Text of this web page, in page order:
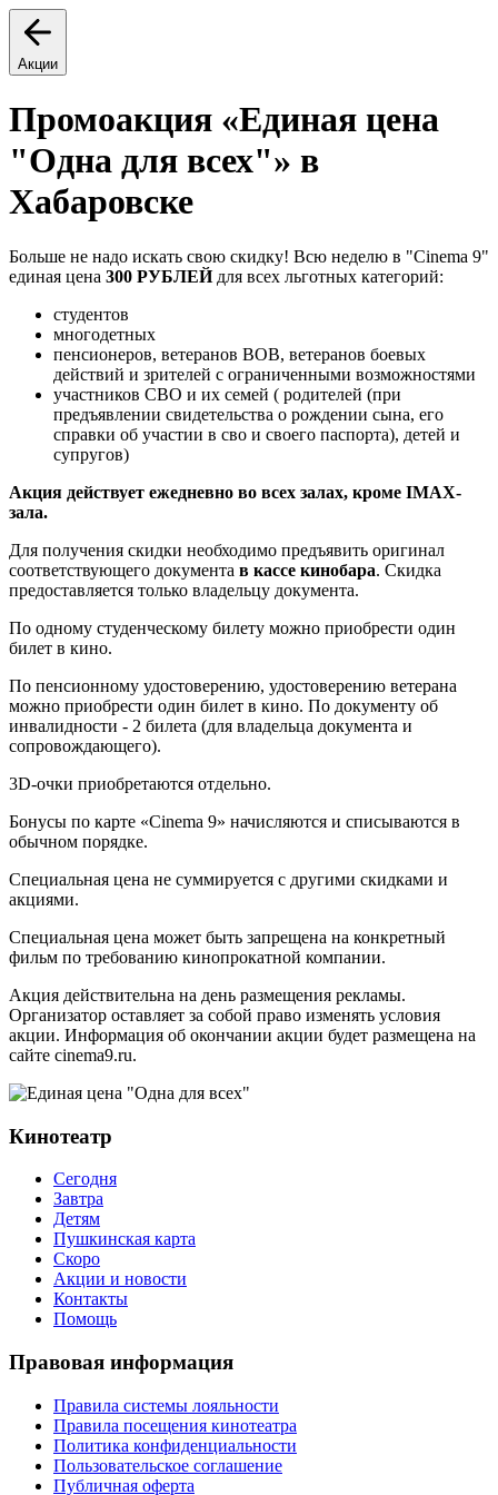
Акции
Промоакция «Единая цена
"Одна для всех"» в
Хабаровске
Больше не надо искать свою скидку! Всю неделю в "Cinema 9"
единая цена 300 РУБЛЕЙдля всех льготных категорий:
студентов
многодетных
пенсионеров, ветеранов ВОВ, ветеранов боевых
действий и зрителей с ограниченными возможностями
участников СВО и их семей ( родителей (при
предъявлении свидетельства о рождении сына, его
справки об участии в сво и своего паспорта), детей и
супругов)
Акция действует ежедневно во всех залах, кроме IMAX-
зала.
Для получения скидки необходимо предъявить оригинал
соответствующего документа в кассе кинобара. Скидка
предоставляется только владельцу документа.
По одному студенческому билету можно приобрести один
билет в кино.
По пенсионному удостоверению, удостоверению ветерана
можно приобрести один билет в кино. По документу об
инвалидности - 2 билета (для владельца документа и
сопровождающего).
3D-очки приобретаются отдельно.
Бонусы по карте «Cinema 9» начисляются и списываются в
обычном порядке.
Специальная цена не суммируется с другими скидками и
акциями.
Специальная цена может быть запрещена на конкретный
фильм по требованию кинопрокатной компании.
Акция действительна на день размещения рекламы.
Организатор оставляет за собой право изменять условия
акции. Информация об окончании акции будет размещена на
сайте cinema9.ru.
Кинотеатр
Сегодня
Завтра
Детям
Пушкинская карта
Скоро
Акции и новости
Контакты
Помощь
Правовая информация
Правила системы лояльности
Правила посещения кинотеатра
Политика конфиденциальности
Пользовательское соглашение
Публичная оферта